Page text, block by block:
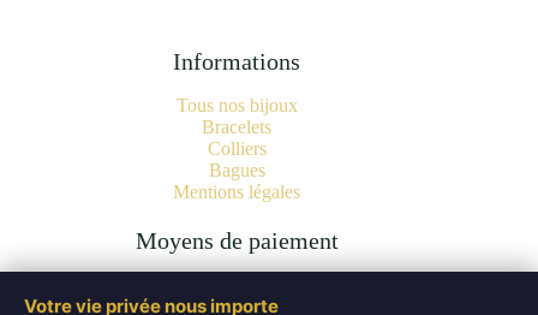
Informations
Tous nos bijoux
Bracelets
Colliers
Bagues
Mentions légales
Moyens de paiement
Votre vie privée nous importe